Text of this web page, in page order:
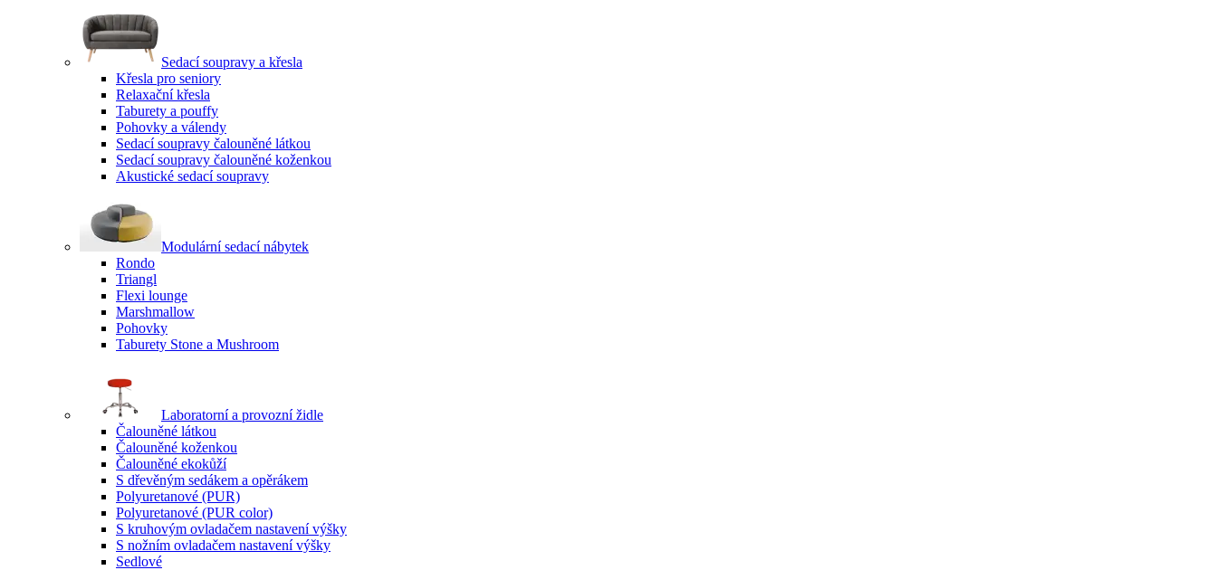
Sedací soupravy a křesla
Křesla pro seniory
Relaxační křesla
Taburety a pouffy
Pohovky a válendy
Sedací soupravy čalouněné látkou
Sedací soupravy čalouněné koženkou
Akustické sedací soupravy
Modulární sedací nábytek
Rondo
Triangl
Flexi lounge
Marshmallow
Pohovky
Taburety Stone a Mushroom
Laboratorní a provozní židle
Čalouněné látkou
Čalouněné koženkou
Čalouněné ekokůží
S dřevěným sedákem a opěrákem
Polyuretanové (PUR)
Polyuretanové (PUR color)
S kruhovým ovladačem nastavení výšky
S nožním ovladačem nastavení výšky
Sedlové